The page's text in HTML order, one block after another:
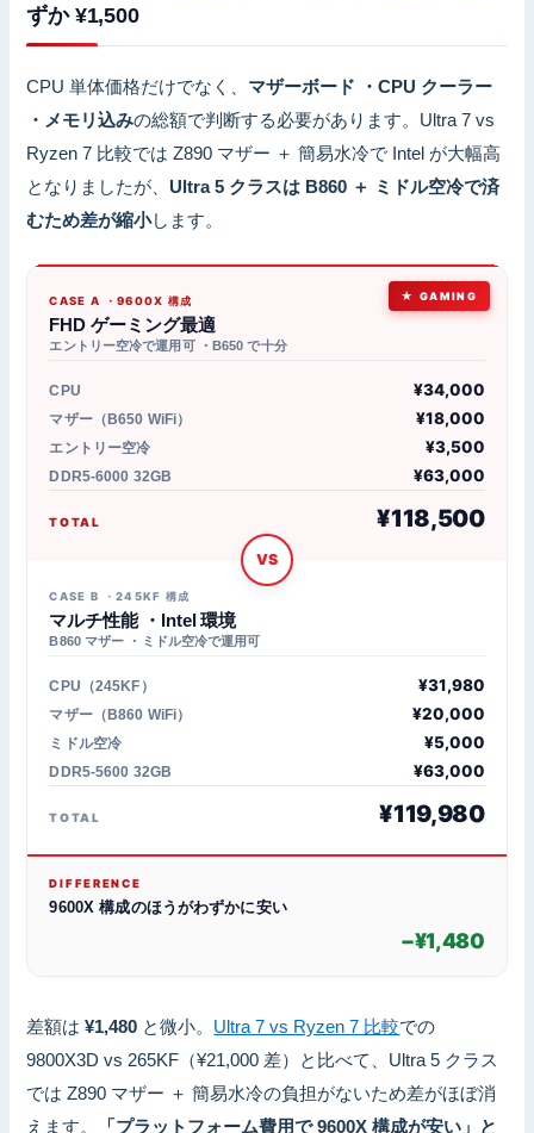
ずか ¥1,500
CPU 単体価格だけでなく、 マザーボード ・CPU クーラー
・メモリ込みの総額で判断する必要があります。Ultra 7 vs
Ryzen 7 比較では Z890 マザー ＋ 簡易水冷で Intel が大幅高
となりましたが、 Ultra 5 クラスは B860 ＋ ミドル空冷で済
むため差が縮小します。
CASE A ・9600X 構成
FHD ゲーミング最適
エントリー空冷で運用可 ・B650 で十分
CPU ¥34,000
マザー（B650 WiFi） ¥18,000
エントリー空冷 ¥3,500
DDR5-6000 32GB ¥63,000
TOTAL ¥118,500
GAMING
CASE B ・245KF 構成
マルチ性能 ・Intel 環境
B860 マザー ・ミドル空冷で運用可
CPU（245KF） ¥31,980
マザー（B860 WiFi） ¥20,000
ミドル空冷 ¥5,000
DDR5-5600 32GB ¥63,000
TOTAL ¥119,980
DIFFERENCE
9600X 構成のほうがわずかに安い
−¥1,480
差額は¥1,480 と微小。 Ultra 7 vs Ryzen 7 比較での
9800X3D vs 265KF（¥21,000 差）と比べて、Ultra 5 クラス
では Z890 マザー ＋ 簡易水冷の負担がないため差がほぼ消
えます。
「プラットフォーム費用で 9600X 構成が安い」と